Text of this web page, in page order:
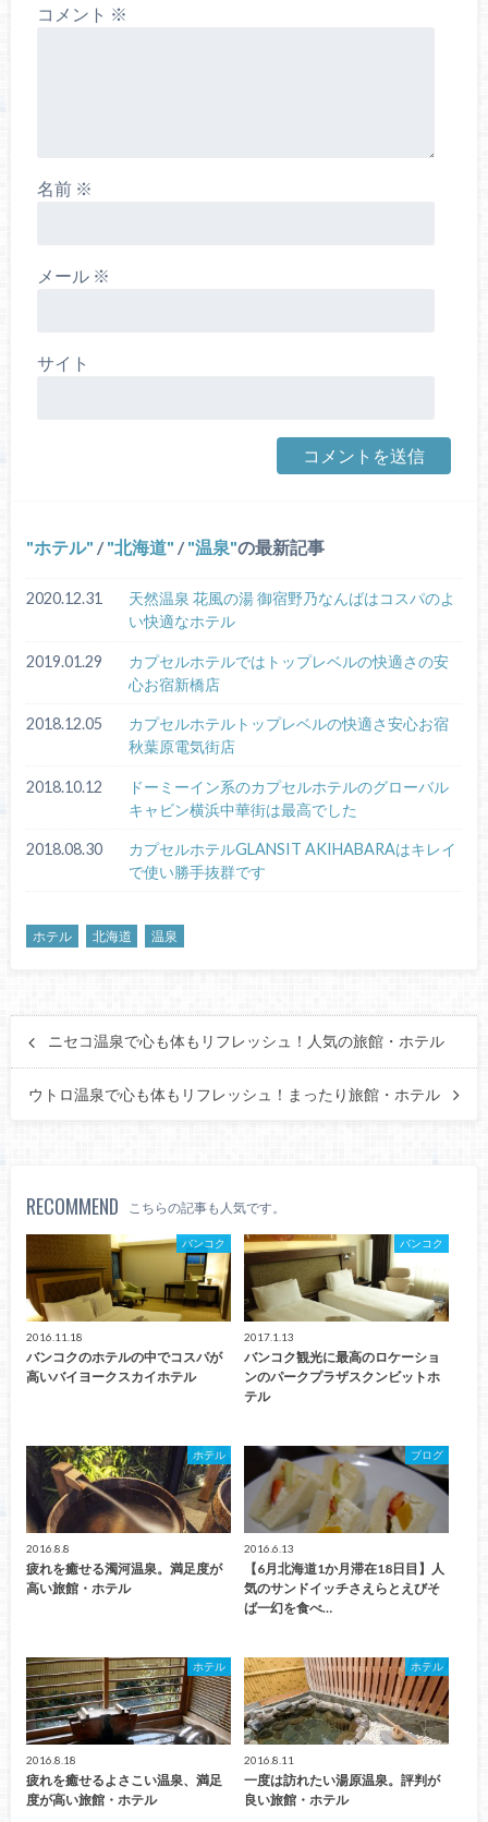
コメント ※
名前 ※
メール ※
サイト
ホテル / 北海道 / 温泉 の最新記事
2020.12.31
天然温泉 花風の湯 御宿野乃なんばはコスパのよ
い快適なホテル
2019.01.29
カプセルホテルではトップレベルの快適さの安
心お宿新橋店
2018.12.05
カプセルホテルトップレベルの快適さ安心お宿
秋葉原電気街店
2018.10.12
ドーミーイン系のカプセルホテルのグローバル
キャビン横浜中華街は最高でした
2018.08.30
カプセルホテルGLANSIT AKIHABARAはキレイ
で使い勝手抜群です
ホテル 北海道 温泉
ニセコ温泉で心も体もリフレッシュ！人気の旅館・ホテル
ウトロ温泉で心も体もリフレッシュ！まったり旅館・ホテル
RECOMMEND こちらの記事も人気です。
バンコク
2016.11.18
バンコクのホテルの中でコスパが
高いバイヨークスカイホテル
バンコク
2017.1.13
バンコク観光に最高のロケーショ
ンのパークプラザスクンビットホ
テル
ホテル
2016.8.8
疲れを癒せる濁河温泉。満足度が
高い旅館・ホテル
ブログ
2016.6.13
【6月北海道1か月滞在18日目】人
気のサンドイッチさえらとえびそ
ば一幻を食べ…
ホテル
2016.8.18
疲れを癒せるよさこい温泉、満足
度が高い旅館・ホテル
ホテル
2016.8.11
一度は訪れたい湯原温泉。評判が
良い旅館・ホテル